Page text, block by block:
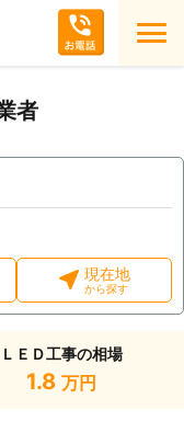
者
現在地
から探す
ＬＥＤ工事の相場
1.8 万円